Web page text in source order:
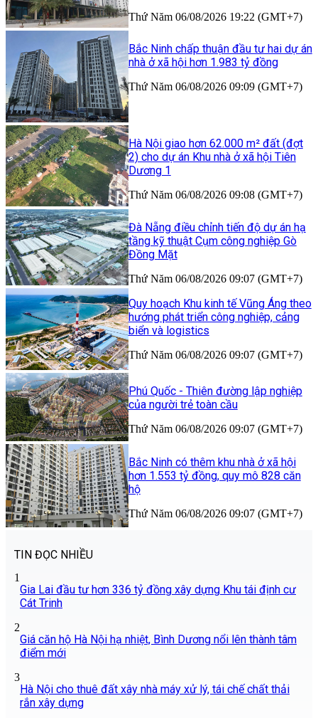
Thứ Năm 06/08/2026 19:22 (GMT+7)
Bắc Ninh chấp thuận đầu tư hai dự án
nhà ở xã hội hơn 1.983 tỷ đồng
Thứ Năm 06/08/2026 09:09 (GMT+7)
Hà Nội giao hơn 62.000 m² đất (đợt
2) cho dự án Khu nhà ở xã hội Tiên
Dương 1
Thứ Năm 06/08/2026 09:08 (GMT+7)
Đà Nẵng điều chỉnh tiến độ dự án hạ
tầng kỹ thuật Cụm công nghiệp Gò
Đồng Mặt
Thứ Năm 06/08/2026 09:07 (GMT+7)
Quy hoạch Khu kinh tế Vũng Áng theo
hướng phát triển công nghiệp, cảng
biển và logistics
Thứ Năm 06/08/2026 09:07 (GMT+7)
Phú Quốc - Thiên đường lập nghiệp
của người trẻ toàn cầu
Thứ Năm 06/08/2026 09:07 (GMT+7)
Bắc Ninh có thêm khu nhà ở xã hội
hơn 1.553 tỷ đồng, quy mô 828 căn
hộ
Thứ Năm 06/08/2026 09:07 (GMT+7)
TIN ĐỌC NHIỀU
1
Gia Lai đầu tư hơn 336 tỷ đồng xây dựng Khu tái định cư
Cát Trinh
2
Giá căn hộ Hà Nội hạ nhiệt, Bình Dương nổi lên thành tâm
điểm mới
3
Hà Nội cho thuê đất xây nhà máy xử lý, tái chế chất thải
rắn xây dựng